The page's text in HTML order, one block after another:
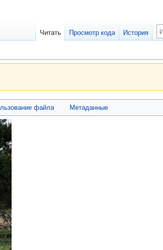
файла Метаданные
Читать Просмотр кода История